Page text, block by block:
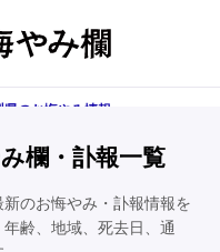
県のお悔やみ情報
欄・訃報一覧
のお悔やみ・訃報情報を
齢、地域、死去日、通